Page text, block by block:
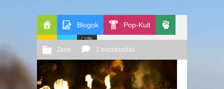
Főoldal
Blogok Pop-Kult
GeekZone
Patito
Zene 2 hozzászólás
Őri András